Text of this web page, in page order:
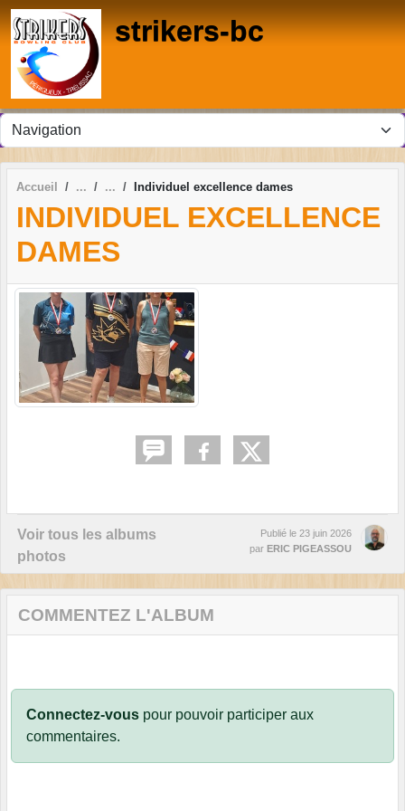
strikers-bc
Accueil Individuel excellence dames
INDIVIDUEL EXCELLENCE
DAMES
Voir tous les albums
photos
Publié le 23 juin 2026
par ERIC PIGEASSOU
COMMENTEZ L'ALBUM
Connectez-vous pour pouvoir participer aux
commentaires.
Panneau de gestion des cookies